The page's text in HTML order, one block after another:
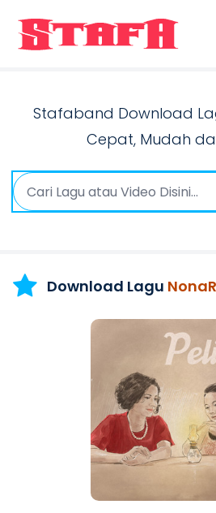
Artist
Lagu Viral
Lagu Hits
Rilis
Dangdut
Stafaband Download
Cepat, Mudah
Download Lagu